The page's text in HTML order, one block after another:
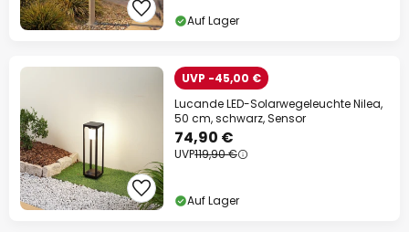
Auf Lager
UVP -45,00 €
Lucande LED-Solarwegeleuchte Nilea,
50 cm, schwarz, Sensor
74,90 €
UVP119,90 €
Auf Lager